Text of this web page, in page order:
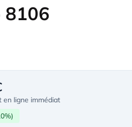
8106
en ligne immédiat